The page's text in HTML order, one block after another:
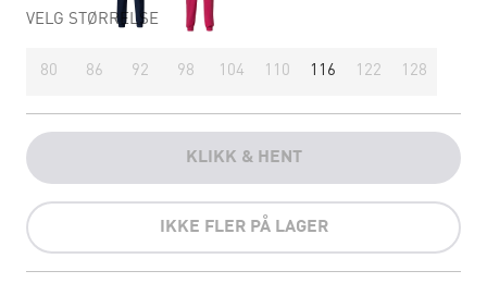
VELG STØRRELSE
80 86 92 98 104 110 116 122 128
KLIKK & HENT
IKKE FLER PÅ LAGER